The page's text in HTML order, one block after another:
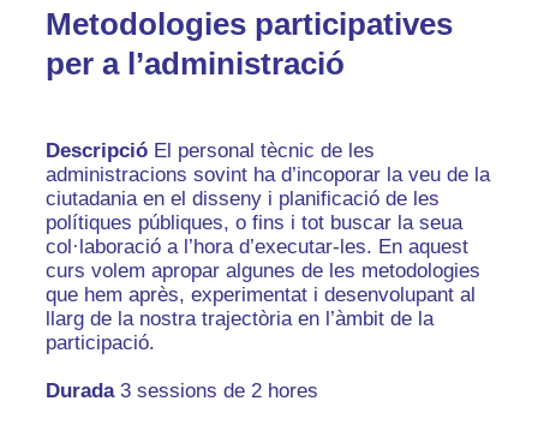
Metodologies participatives
per a l’administració
Descripció El personal tècnic de les
administracions sovint ha d’incoporar la veu de la
ciutadania en el disseny i planificació de les
polítiques públiques, o fins i tot buscar la seua
col·laboració a l’hora d’executar-les. En aquest
curs volem apropar algunes de les metodologies
que hem après, experimentat i desenvolupant al
llarg de la nostra trajectòria en l’àmbit de la
participació.
Durada3 sessions de 2 hores